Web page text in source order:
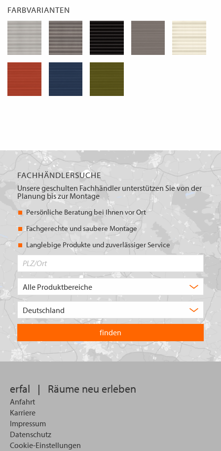
FARBVARIANTEN
FACHHÄNDLERSUCHE
Unsere geschulten Fachhändler unterstützen Sie von der
Planung bis zur Montage
Persönliche Beratung bei Ihnen vor Ort
Fachgerechte und saubere Montage
Langlebige Produkte und zuverlässiger Service
in
welchem
Land
Sie
suchen
erfal | Räume neu erleben
Anfahrt
Karriere
Impressum
Datenschutz
Cookie-Einstellungen